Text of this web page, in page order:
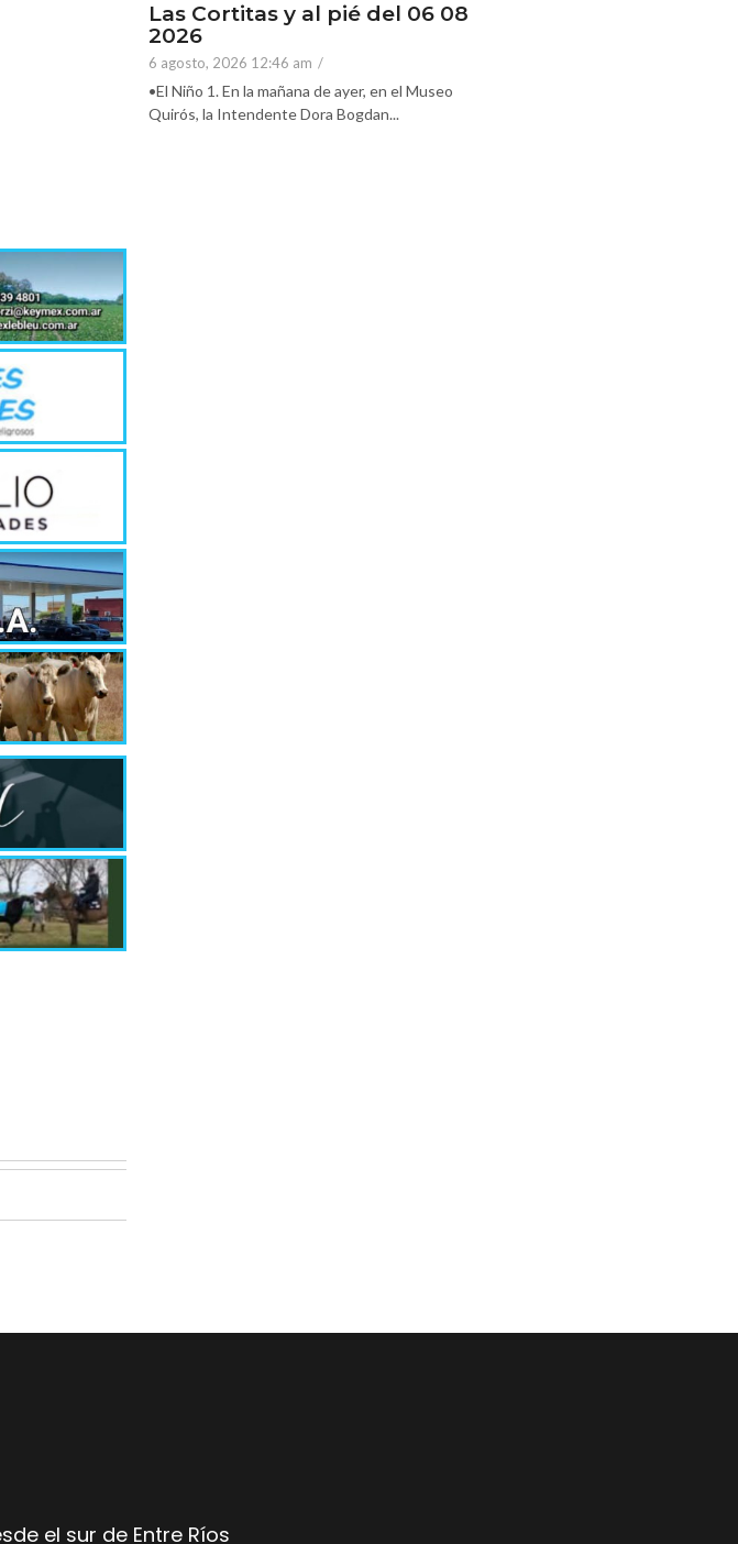
Las Cortitas y al pié del 06 08
2026
6 agosto, 2026 12:46 am /
•El Niño 1. En la mañana de ayer, en el Museo
Quirós, la Intendente Dora Bogdan...
el sur de Entre Ríos